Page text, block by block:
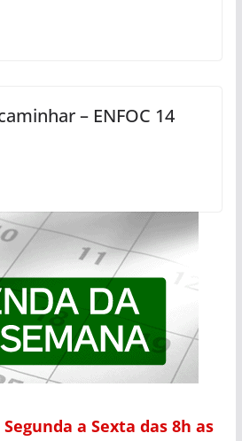
– ENFOC 14
a Sexta das 8h as